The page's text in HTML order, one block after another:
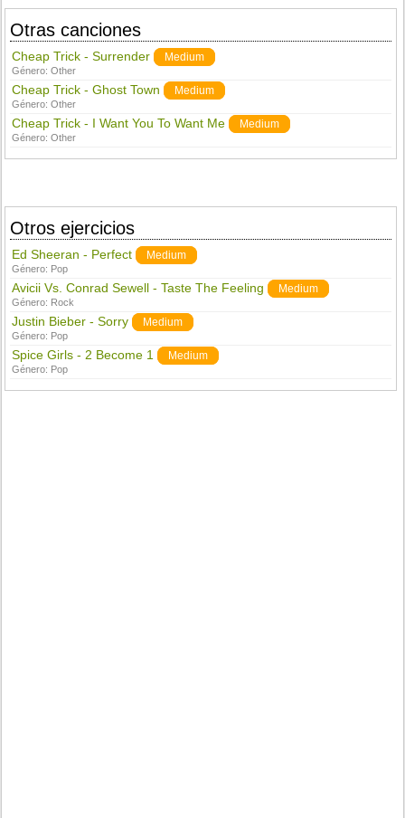
Otras canciones
Cheap Trick - Surrender Medium
Género:Other
Cheap Trick - Ghost Town Medium
Género:Other
Cheap Trick - I Want You To Want Me Medium
Género:Other
Otros ejercicios
Ed Sheeran - Perfect Medium
Género: Pop
Avicii Vs. Conrad Sewell - Taste The Feeling Medium
Género: Rock
Justin Bieber - Sorry Medium
Género: Pop
Spice Girls - 2 Become 1 Medium
Género: Pop